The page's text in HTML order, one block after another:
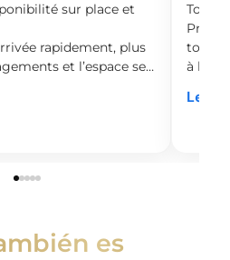
sur place et
rapidement, plus
et l’espace se…
à la
Leer
es